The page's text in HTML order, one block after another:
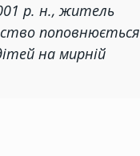
р. н., житель
поповнюється
на мирній